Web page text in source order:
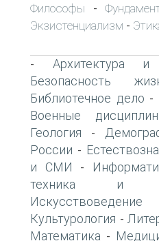
Философы -
Экзистенциализм -
- Архитектура и
Безопасность
Библиотечное дело -
Военные
Геология -
России -
и СМИ -
техника и
Искусствоведение
Культурология -
Математика -